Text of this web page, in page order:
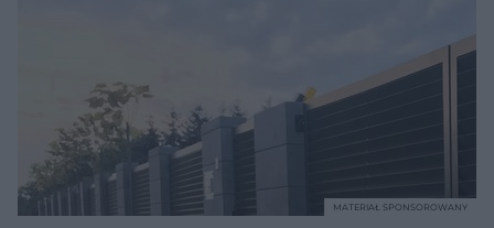
MATERIAŁ SPONSOROWANY